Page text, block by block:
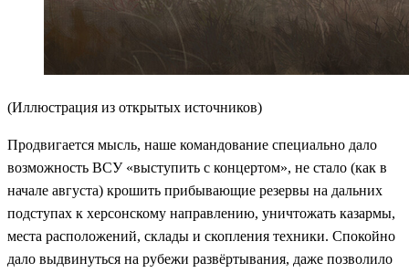
(Иллюстрация из открытых источников)
Продвигается мысль, наше командование специально дало
возможность ВСУ «выступить с концертом», не стало (как в
начале августа) крошить прибывающие резервы на дальних
подступах к херсонскому направлению, уничтожать казармы,
места расположений, склады и скопления техники. Спокойно
дало выдвинуться на рубежи развёртывания, даже позволило